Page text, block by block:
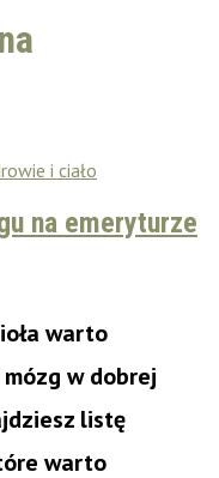
i ciało
na emeryturze
warto
w dobrej
listę
warto